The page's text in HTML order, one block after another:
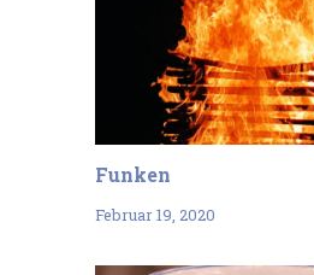
Funken
Februar 19, 2020